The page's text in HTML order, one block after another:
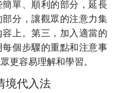
單、順利的部分，延長
分，讓觀眾的注意力集
上。第三，加入適當的
個步驟的重點和注意事
更容易理解和學習。
境代入法